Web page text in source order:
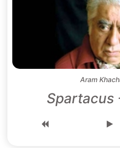
Aram
Spartacus